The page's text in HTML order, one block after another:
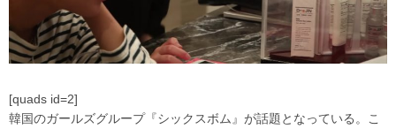
[quads id=2]
韓国のガールズグループ『シックスボム』が話題となっている。こ